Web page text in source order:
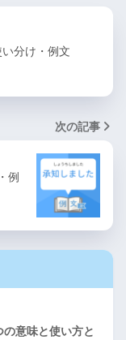
分け・例文
次の記事
例
意味と使い方と